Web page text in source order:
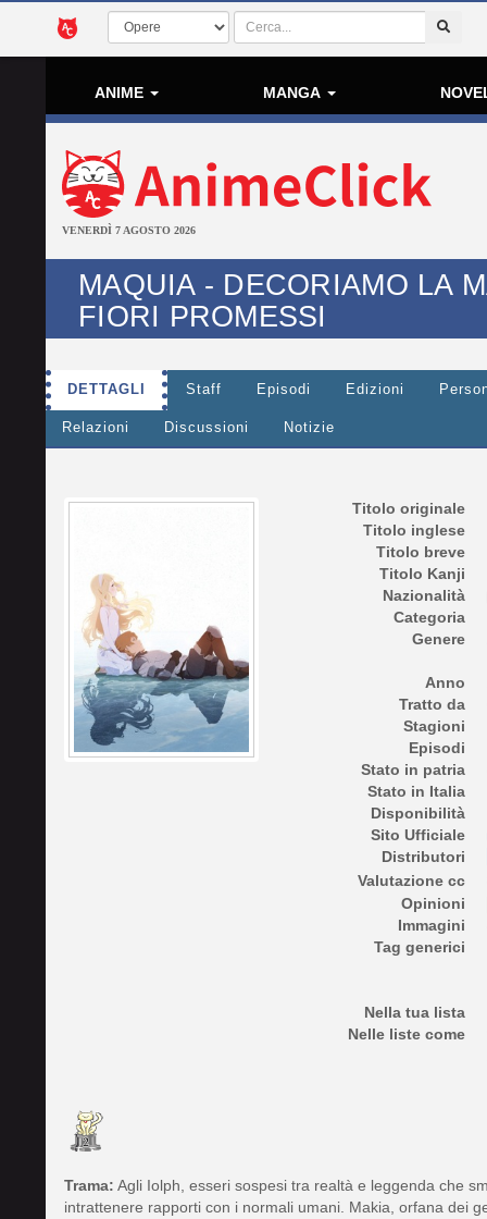
ANIME MANGA
VENERDÌ 7 AGOSTO 2026
MAQUIA - DECORIAMO LA
FIORI PROMESSI
DETTAGLI Staff Episodi Edizioni
Relazioni Discussioni Notizie
Titolo originale
Titolo inglese
Titolo breve
Titolo Kanji
Nazionalità
Categoria
Genere
Anno
Tratto da
Stagioni
Episodi
Stato in patria
Stato in Italia
Disponibilità
Sito Ufficiale
Distributori
Valutazione cc
Opinioni
Immagini
Tag generici
Nella tua lista
Nelle liste come
Trama: Agli Iolph, esseri sospesi tra realtà e leggenda che
intrattenere rapporti con i normali umani. Makia, orfana dei